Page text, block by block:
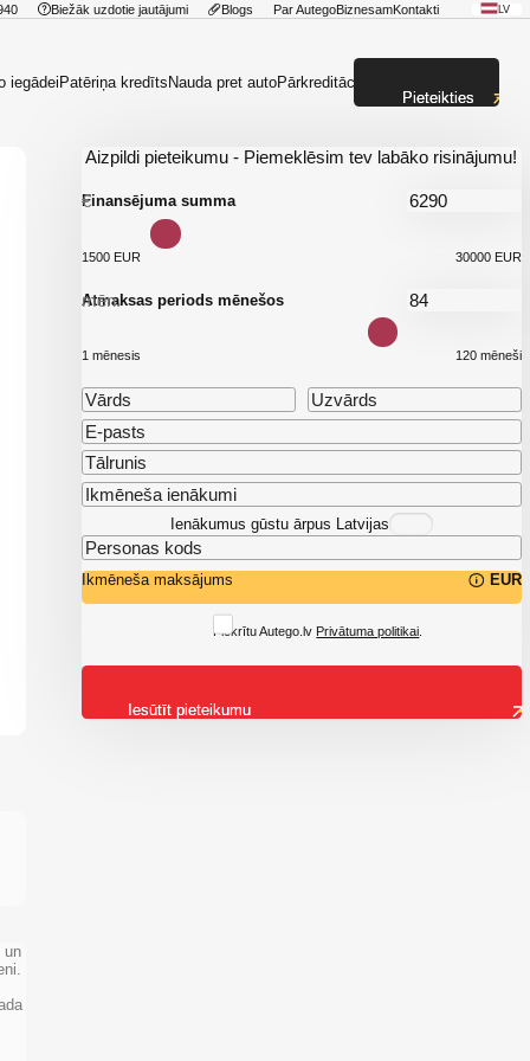
Biežāk uzdotie jautājumi Blogs Par AutegoBiznesamKontakti LV
iegādeiPatēriņa kredītsNauda pret autoPārkreditācija
un
Aizpildi pieteikumu - Piemeklēsim tev labāko risinājumu!
Finansējuma summa
€
1500 EUR 30000 EUR
Atmaksas periods mēnešos
mēn.
1 mēnesis 120 mēneši
Ienākumus gūstu ārpus Latvijas
Ikmēneša maksājums EUR
Piekrītu Autego.lv Privātuma politikai